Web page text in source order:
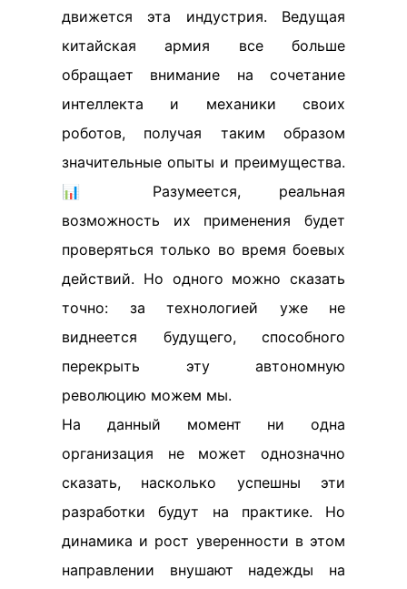
движется эта индустрия. Ведущая
китайская армия все больше
обращает внимание на сочетание
интеллекта и механики своих
роботов, получая таким образом
значительные опыты и преимущества.
📊 Разумеется, реальная
возможность их применения будет
проверяться только во время боевых
действий. Но одного можно сказать
точно: за технологией уже не
виднеется будущего, способного
перекрыть эту автономную
революцию можем мы.
На данный момент ни одна
организация не может однозначно
сказать, насколько успешны эти
разработки будут на практике. Но
динамика и рост уверенности в этом
направлении внушают надежды на